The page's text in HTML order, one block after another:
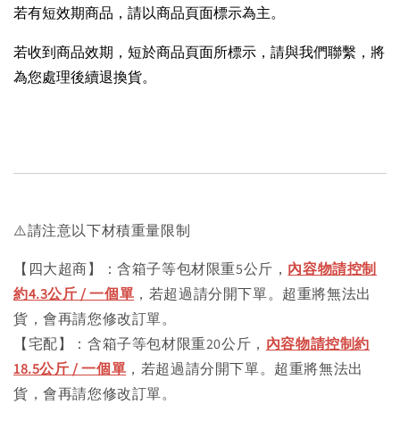
若有短效期商品，請以商品頁面標示為主。
若收到商品效期，短於商品頁面所標示，請與我們聯繫，將
為您處理後續退換貨。
⚠️請注意以下材積重量限制
【四大超商】：含箱子等包材限重5公斤， 內容物請控制
約4.3公斤 / 一個單 ，若超過請分開下單。超重將無法出
貨，會再請您修改訂單。
【宅配】：含箱子等包材限重20公斤， 內容物請控制約
18.5公斤 / 一個單 ，若超過請分開下單。超重將無法出
貨，會再請您修改訂單。